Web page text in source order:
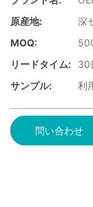
原産地:
深
MOQ:
リードタイム:
30
サンプル:
利
問い合わせ